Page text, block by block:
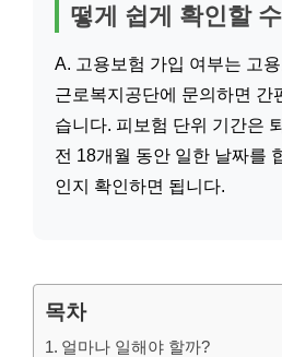
떻게 쉽게 확인할
A. 고용보험 가입 여부는 고
근로복지공단에 문의하면 간
습니다. 피보험 단위 기간은
전 18개월 동안 일한 날짜를
인지 확인하면 됩니다.
목차
얼마나 일해야 할까?